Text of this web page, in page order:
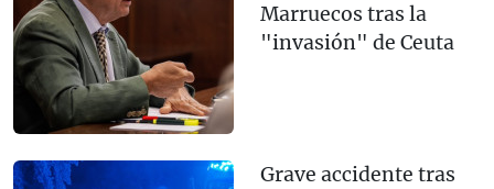
Marruecos tras la
"invasión" de Ceuta
Grave accidente tras